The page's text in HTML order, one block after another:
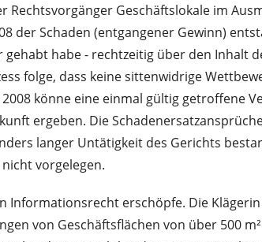
Geschäftslokale im
der Schaden (entgangener Gewinn)
habe - rechtzeitig über den Inhalt
folge, dass keine sittenwidrige
könne eine einmal gültig getroffene
ergeben. Die
langer Untätigkeit des Gerichts
vorgelegen.
Informationsrecht erschöpfe. Die
von Geschäftsflächen von über 500